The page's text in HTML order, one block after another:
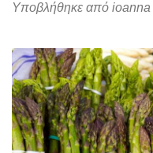
Υποβλήθηκε από ioanna